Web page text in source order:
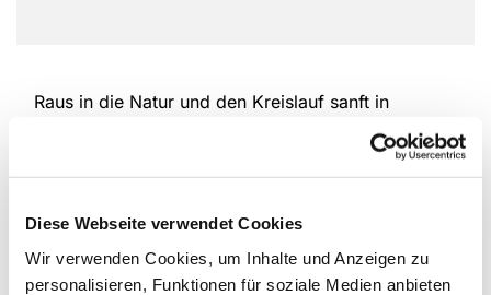
Diese Webseite verwendet Cookies
Wir verwenden Cookies, um Inhalte und Anzeigen zu
personalisieren, Funktionen für soziale Medien anbieten
Raus in die Natur und den Kreislauf sanft in
Schwung bringen. Nordic Walking schont die
Gelenke und bewegt gleichzeitig die gesamte
Muskulatur. Für jedes Alter und unabhängig von
Haus der Begegnung.
Eine Anmeldung ist nicht erforderlich.